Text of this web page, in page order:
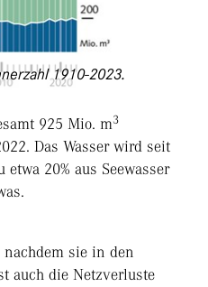
1910-2023.
925 Mio. m3
Das Wasser wird seit
20% aus Seewasser
nachdem sie in den
auch die Netzverluste